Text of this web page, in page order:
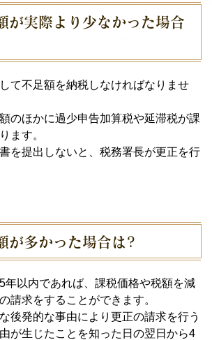
が実際より少なかった場合
て不足額を納税しなければなりませ
のほかに過少申告加算税や延滞税が課
ます。
を提出しないと、税務署長が更正を行
が多かった場合は?
年以内であれば、課税価格や税額を減
請求をすることができます。
後発的な事由により更正の請求を行う
が生じたことを知った日の翌日から4